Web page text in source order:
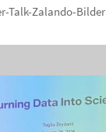
Talk-Zalando-Bilder